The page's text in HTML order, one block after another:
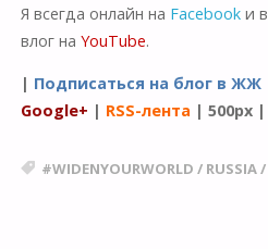
Я всегда онлайн на Facebookи в
влог на YouTube.
| Подписаться на блог в ЖЖ
Google+ | RSS-лента | 500px|
#WIDENYOURWORLD / RUSSIA/